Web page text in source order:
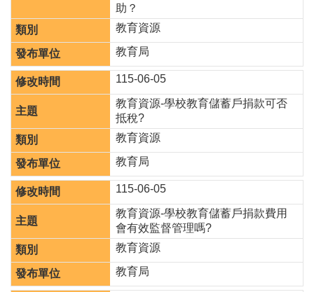
網
站
資
料
開
放
宣
助？
教育資源
教育局
115-06-05
教育資源-學校教育儲蓄戶捐款可否
抵稅?
教育資源
教育局
115-06-05
教育資源-學校教育儲蓄戶捐款費用
會有效監督管理嗎?
教育資源
教育局